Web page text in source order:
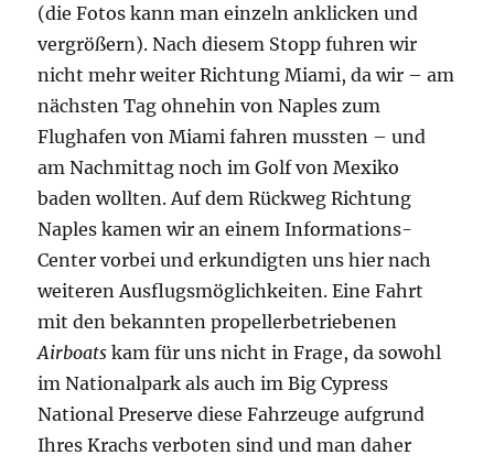
(die Fotos kann man einzeln anklicken und
vergrößern). Nach diesem Stopp fuhren wir
nicht mehr weiter Richtung Miami, da wir – am
nächsten Tag ohnehin von Naples zum
Flughafen von Miami fahren mussten – und
am Nachmittag noch im Golf von Mexiko
baden wollten. Auf dem Rückweg Richtung
Naples kamen wir an einem Informations-
Center vorbei und erkundigten uns hier nach
weiteren Ausflugsmöglichkeiten. Eine Fahrt
mit den bekannten propellerbetriebenen
Airboats kam für uns nicht in Frage, da sowohl
im Nationalpark als auch im Big Cypress
National Preserve diese Fahrzeuge aufgrund
Ihres Krachs verboten sind und man daher